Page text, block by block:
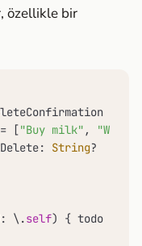
özellikle bir
= ["Buy milk" ,
"Walk
String?
\.self) { todo